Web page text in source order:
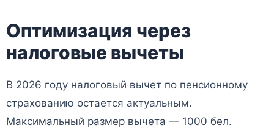
Оптимизация через
налоговые вычеты
В 2026 году налоговый вычет по пенсионному
страхованию остается актуальным.
Максимальный размер вычета — 1000 бел.